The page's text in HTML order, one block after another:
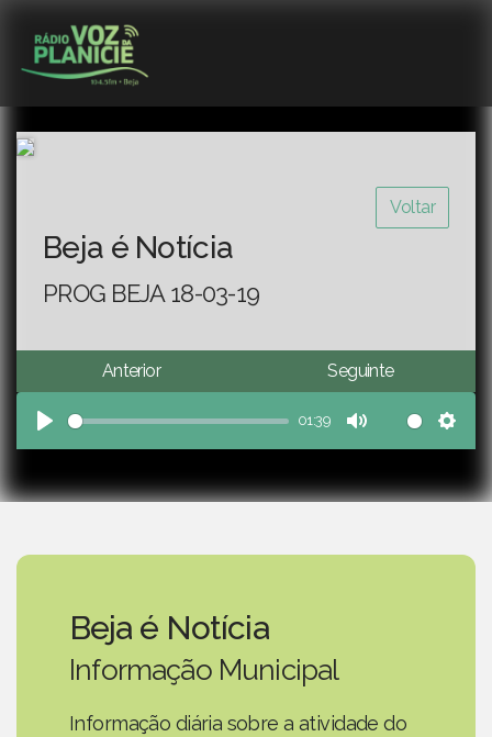
Voltar
Beja é Notícia
PROG BEJA 18-03-19
Anterior Seguinte
Play
01:39
Mute
Beja é Notícia
Informação Municipal
Informação diária sobre a atividade do